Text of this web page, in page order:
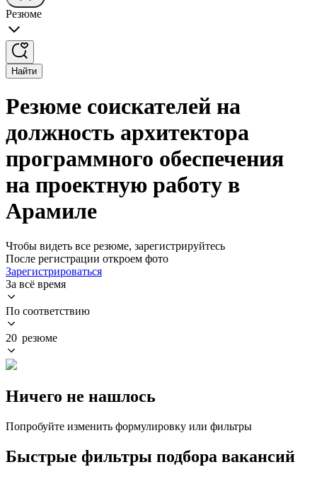
Резюме
Найти
Резюме соискателей на
должность архитектора
программного обеспечения
на проектную работу в
Арамиле
Чтобы видеть все резюме, зарегистрируйтесь
После регистрации откроем фото
Зарегистрироваться
За всё время
По соответствию
20 резюме
Ничего не нашлось
Попробуйте изменить формулировку или фильтры
Быстрые фильтры подбора вакансий